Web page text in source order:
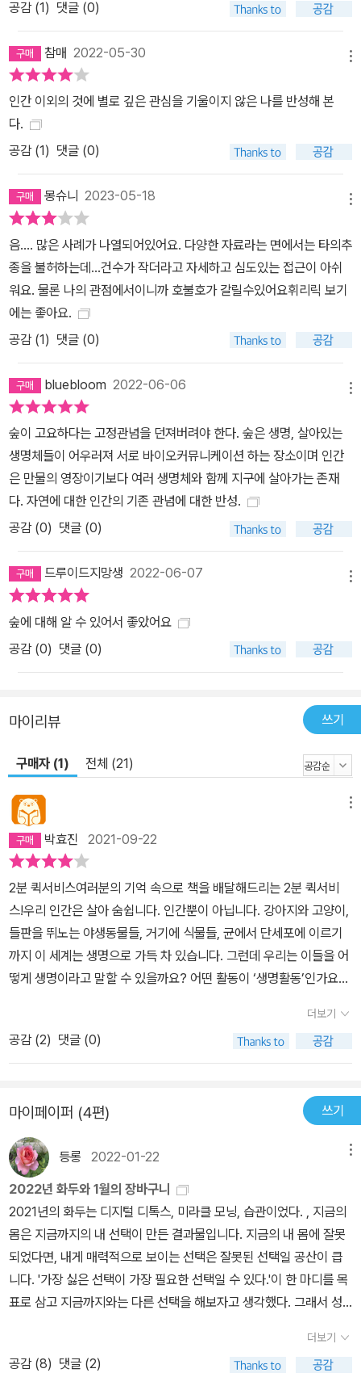
한 반응으로 ‘트리코시스트(Trichocyst)’라는 화살을 쏜다. 만약 짚
신벌레가 공격자를 너무 늦게 발견하여 이미 맞닥뜨린 상황이라면,
유턴과 후퇴를 위해 이 화살을 발사한다. 이런 탈출 전략은 짚신벌레
에게 시간을 벌어준다. - <먹고 먹히다> 중에서 생존이 위협당하는
상황에서 동물은 싸우거나 도망가거나 혹은 죽은 척이라도 할 수 있
지만, 식물은 정착성이라는 특성 때문에 오직 싸움만을 선택할 수 있
다. 그래서 식물은 가시나 독 혹은 화학적 신호를 사용해 포식자로부
피해 땅속으로 뿌리를 내려 다른 식물들과 대화를 나누기도 한다. 이
때 발산하는 화학 물질의 종류만 해도 무려 100가지 이상이다. 그러
나 그들의 대화가 언제나 평화적인 것만은 아니다. 비늘송이버섯은
바이오커뮤니케이션 관점에서 특히 흥미로운 균근 버섯인데, 이 버섯
은 숙주식물의 언어를 정확히 사용한다. 비늘송이버섯은 혼합림과 침
학 물질을 나무와 똑같이 생산한다는 것을 알아냈다. 식물 역시 세포
세포성장을 ‘설득’하고자 할 때마다 인돌-3-아세트산을 방출한다. 식
물세포가 많을수록 버섯 역시 공생파트너와 더 촘촘하게 연결하여 양
분을 더 많이 섭취할 수 있기 때문이다. - <맛보기로 조금만!> 중에서
생물의 의사소통에 관한 습성을 살펴볼 때 거미는 일류 강도라 할 수
있고, 뉴질랜드에 사는 반딧불이는 먹잇감을 잡기 위해 가짜 불빛 신
호를 보내기도 한다. 고래가 초음파를 이용해 의사소통을 한다는 건
잘 알려진 사실이다. 하지만 범고래 중에서 물개나 바다사자, 돌고래
같은 사냥감을 선호하는 무리와 연어를 좋아하는 무리들은 서로 다른
소통 유형을 보인다. 돌고래나 바다사자 같은 먹잇감들은 수킬로미터
밖에서 범고래의 외침을 들을 수 있다. 때문에 이런 먹이를 원하는 범
고래들은 가능한 침묵한 채 헤엄쳐 접근해온다. 청력이 좋지 않은 연
어들을 사냥할 때와는 확연히 다른 소통의 기술이다. 생명체가 사회
돌이 일어나기 마련이다. 동물들에게는 이것이 곧 먹이나 짝짓기 상
대를 둘러싼 싸움이다. 생명체 간의 의사소통이 성공적으로 이루어졌
다고 할 수 있으려면 정보가 이를 수신하는 생명체에게 정확히 도달
되어야 하는데, 생명체 간의 정보망은 환경의 영향을 크게 받는다. 그
러므로 만약 환경 조건이 변하면 어떻게 될까? 생명체의 생존에 있어
중요한 조건은 변화해 가는 환경에 적응하는 능력이며, 결국 그것은
진화를 할 수 있는 능력이다. 과학이 일깨워준 새로운 바이오커뮤니
케이션의 세계. “살아 있는 모든 것은 정보를 주고받는다!” 점점 정확
해지는 과학 방법들 덕분에 인간은 과거에 알지 못했던 바이오커뮤니
케이션 세계를 이제는 또렷이 볼 수 있게 되었다. 가령, 현대의 인간은
오늘날 냄새 물질 정보를 받은 유기체의 반응을 세포 차원까지 추적
할 수 있다. 18세기의 자연 과학자들은 (당시에) 버섯을 생명이 없는
광물로 분류했었다. 그러나 오늘날 우리는 버섯이 어떤 의사소통 능
같은 공간에 사는 수많은 다른 생명체와 얼마나 성공적으로 의사소통
수신을 통해 ‘무지’를 줄인다. 다시 말해, 누군가와 대화를 나눈 뒤에
는 전보다 아는 것이 더 많아진다. 그러므로 우리는 동료들과의 의사
소통을 통해 새로운 정보, 즉 유용한 지식을 얻어 일상에 닥친 결정들
에 그것을 활용할 수 있다. 의사소통은 인간의 발명품이 아니다. 그것
은 이미 생명이 시작된 이래 지구의 모든 생명체를 연결해주었다. 꽃
은 특정 시각 신호를 보내면 수분할 확률이 아주 높다는 것을 확실히
‘알고’ 있다. 이런 ‘자연의 언어’를 꿰뚫어 보는 시선은 이 책을 다 읽
고 난 후 놀라운 통찰력을 우리에게 선사할 것이다. 잊지 말길. 판타
레이!(그리스어로 “모든 것은 흐른다”는 뜻이다)
공감 (1) 댓글 (0)
참매 2022-05-30
인간 이외의 것에 별로 깊은 관심을 기울이지 않은 나를 반성해 본
다.
공감 (1) 댓글 (0)
몽슈니 2023-05-18
음.... 많은 사례가 나열되어있어요. 다양한 자료라는 면에서는 타의추
종을 불허하는데...건수가 작더라고 자세하고 심도있는 접근이 아쉬
워요. 물론 나의 관점에서이니까 호불호가 갈릴수있어요휘리릭 보기
에는 좋아요.
공감 (1) 댓글 (0)
bluebloom 2022-06-06
숲이 고요하다는 고정관념을 던져버려야 한다. 숲은 생명, 살아있는
생명체들이 어우러져 서로 바이오커뮤니케이션 하는 장소이며 인간
은 만물의 영장이기보다 여러 생명체와 함께 지구에 살아가는 존재
다. 자연에 대한 인간의 기존 관념에 대한 반성.
공감 (0) 댓글 (0)
드루이드지망생 2022-06-07
숲에 대해 알 수 있어서 좋았어요
공감 (0) 댓글 (0)
마이리뷰 쓰기
구매자 (1) 전체 (21)
박효진 2021-09-22
2분 퀵서비스여러분의 기억 속으로 책을 배달해드리는 2분 퀵서비
스!우리 인간은 살아 숨쉽니다. 인간뿐이 아닙니다. 강아지와 고양이,
들판을 뛰노는 야생동물들, 거기에 식물들, 균에서 단세포에 이르기
까지 이 세계는 생명으로 가득 차 있습니다. 그런데 우리는 이들을 어
떻게 생명이라고 말할 수 있을까요? 어떤 활동이 ‘생명활동’인가요?
의사소통은 언어만을 얘기하는 것은 아닙니다. 자연에서 일어나는 갖
가지 물리적 화학적 변화에 능동적으로 반응하는 것 모두가 의사소통
입니다. 우리가 서로와 하는, 동물들이 동물들과 또는 식물들과 하는
해석해보려 연구하는 것도 흥미로운 일이 될 것이라 생각합니다. 생
물학과 생태학 지식을 엮어서 이 ‘의사소통’의 과정을 보여주는 책, 마
들렌 치게의 숲은 고요하지 않다 입니다.2종 보통 키워드꼼꼼하게 책
을 읽은 당신을 위해 핵심을 짚어드리는 2종 보통 키워드입니다.제가
이 책을 읽으면서 꼽은 키워드는 바이오커뮤니케이션입니다.퀵서비
스에서 말씀드린 것처럼 이 책의 지은이가 ‘의사소통’을 정의하는 방
식은 매우 넓습니다. 자연의 변화라는 자료를 자신에게 쓸모 있는 정
보로 해석하는 과정이 있고, 그 정보가 반응이나 행동을 유발한다면
그게 모두 의사소통이라고 보는 것인데요. 지은이는 자연엔 이런 의
인간을 기준으로 얘기하면 빛의 변화는 색깔로, 진동은 소리로, 분자
는 냄새나 맛이라는 정보로 해석되죠.이 책은 크게 다섯 부분으로 나
더보기
공감 (2) 댓글 (0)
마이페이퍼 (4편) 쓰기
등롱 2022-01-22
2022년 화두와 1월의 장바구니
2021년의 화두는 디지털 디톡스, 미라클 모닝, 습관이었다. , 지금의
몸은 지금까지의 내 선택이 만든 결과물입니다. 지금의 내 몸에 잘못
되었다면, 내게 매력적으로 보이는 선택은 잘못된 선택일 공산이 큽
니다. '가장 싫은 선택이 가장 필요한 선택일 수 있다.'이 한 마디를 목
표로 삼고 지금까지와는 다른 선택을 해보자고 생각했다. 그래서 성
고 애쓰고 있다. 올해의 화두는 집중력과 현존이다. 멀티태스킹을 하
지 않으려고 한다. 중독적인 쾌감이 있다고 하지만, 사실은 집중력을
더보기
공감 (8) 댓글 (2)